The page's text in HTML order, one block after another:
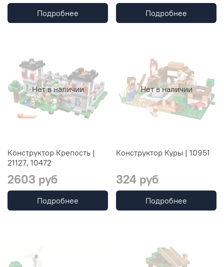
Подробнее Подробнее
Нет в наличии
Конструктор Крепость |
21127, 10472
2603 руб
Подробнее
Нет в наличии
Конструктор Куры | 10951
324 руб
Подробнее